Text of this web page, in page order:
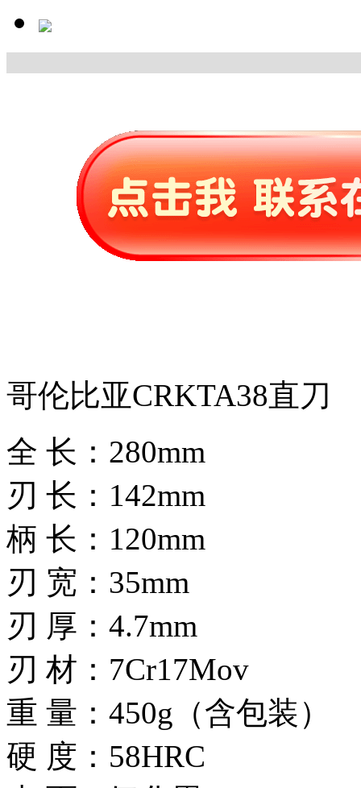
哥伦比亚CRKTA38直刀
全 长：280mm
刃 长：142mm
柄 长：120mm
刃 宽：35mm
刃 厚：4.7mm
刃 材：7Cr17Mov
重 量：450g（含包装）
硬 度：58HRC